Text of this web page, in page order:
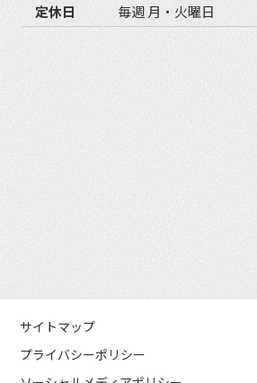
定休日
毎週 月・火曜日
サイトマップ
プライバシーポリシー